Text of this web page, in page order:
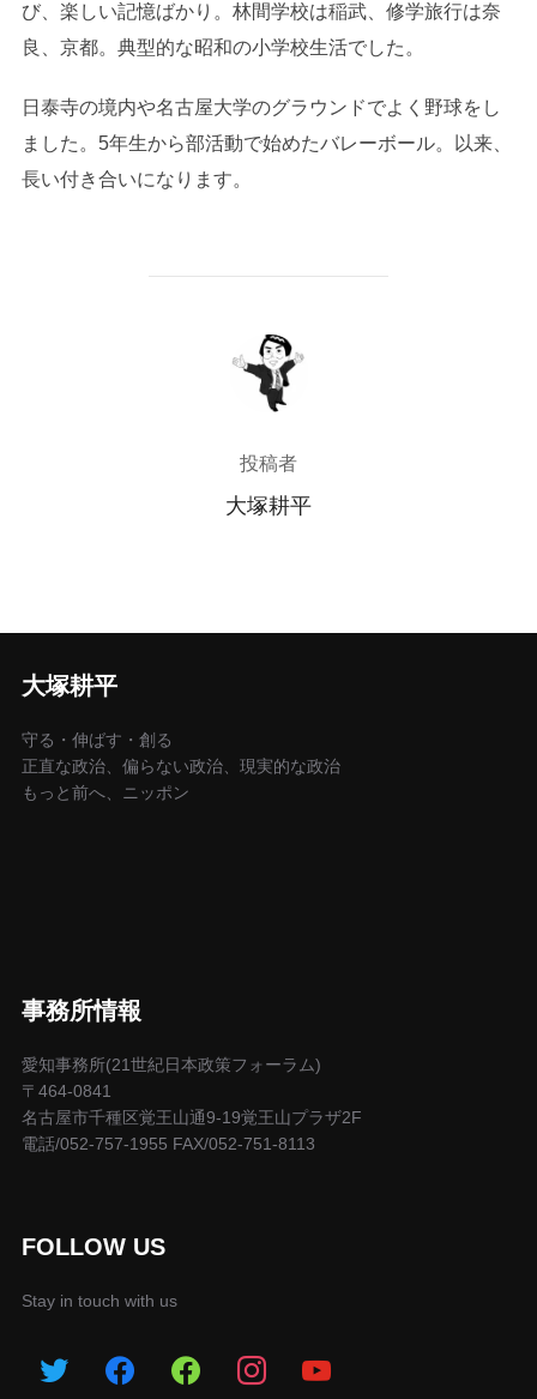
び、楽しい記憶ばかり。林間学校は稲武、修学旅行は奈
良、京都。典型的な昭和の小学校生活でした。
日泰寺の境内や名古屋大学のグラウンドでよく野球をし
ました。5年生から部活動で始めたバレーボール。以来、
長い付き合いになります。
投稿者
投稿者
大塚耕平
大塚耕平
守る・伸ばす・創る
正直な政治、偏らない政治、現実的な政治
もっと前へ、ニッポン
事務所情報
愛知事務所(21世紀日本政策フォーラム)
〒464-0841
名古屋市千種区覚王山通9-19覚王山プラザ2F
電話/052-757-1955 FAX/052-751-8113
FOLLOW US
Stay in touch with us